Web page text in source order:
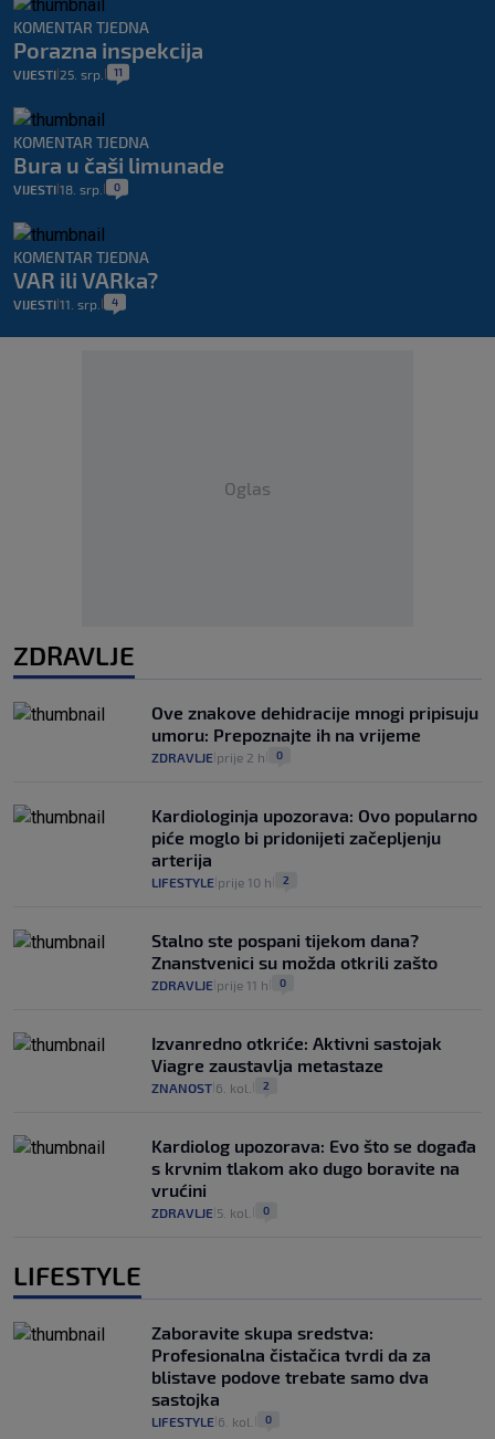
KOMENTAR TJEDNA
Porazna inspekcija
VIJESTI 25. srp. 11
KOMENTAR TJEDNA
Bura u čaši limunade
VIJESTI 18. srp. 0
KOMENTAR TJEDNA
VAR ili VARka?
VIJESTI 11. srp. 4
Oglas
ZDRAVLJE
Ove znakove dehidracije mnogi pripisuju
umoru: Prepoznajte ih na vrijeme
ZDRAVLJE prije 2 h 0
Kardiologinja upozorava: Ovo popularno
piće moglo bi pridonijeti začepljenju
arterija
LIFESTYLE prije 10 h 2
Stalno ste pospani tijekom dana?
Znanstvenici su možda otkrili zašto
ZDRAVLJE prije 11 h 0
Izvanredno otkriće: Aktivni sastojak
Viagre zaustavlja metastaze
ZNANOST 6. kol. 2
Kardiolog upozorava: Evo što se događa
s krvnim tlakom ako dugo boravite na
vrućini
ZDRAVLJE 5. kol. 0
LIFESTYLE
Zaboravite skupa sredstva:
Profesionalna čistačica tvrdi da za
blistave podove trebate samo dva
sastojka
LIFESTYLE 6. kol. 0